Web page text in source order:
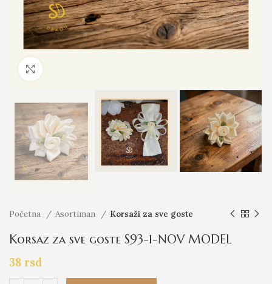
Početna Asortiman Korsaži za sve goste
Korsaz za sve goste S93-1-NOV MODEL
38 rsd